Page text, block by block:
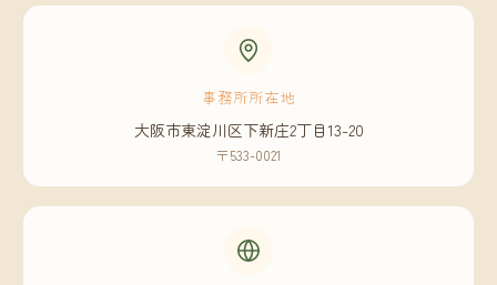
事務所所在地
大阪市東淀川区下新庄2丁目13-20
〒533-0021